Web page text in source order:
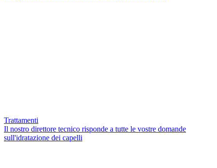
Trattamenti
Il nostro direttore tecnico risponde a tutte le vostre domande
sull'idratazione dei capelli